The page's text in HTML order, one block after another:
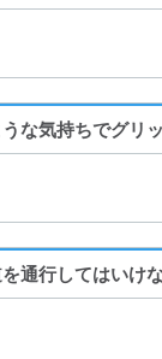
な気持ちでグリ
通行してはいけ